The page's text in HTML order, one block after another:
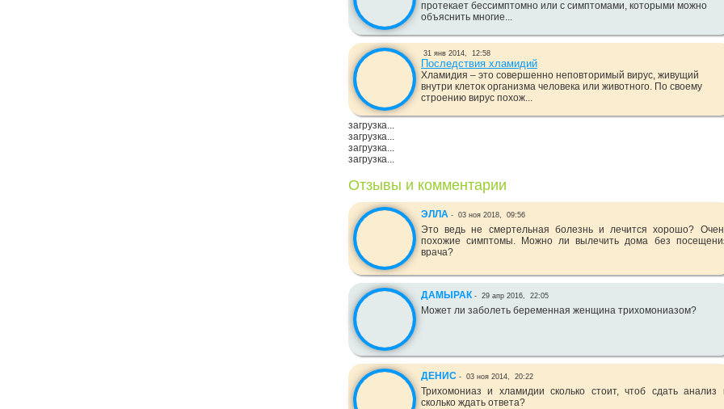
протекает бессимптомно или с симптомами, которыми можно
объяснить многие...
31 янв 2014, 12:58
Последствия хламидий
Хламидия – это совершенно неповторимый вирус, живущий
внутри клеток организма человека или животного. По своему
строению вирус похож...
загрузка...
загрузка...
загрузка...
загрузка...
Отзывы и комментарии
ЭЛЛА - 03 ноя 2018, 09:56
Это ведь не смертельная болезнь и лечится хорошо?
похожие симптомы. Можно ли вылечить дома без
врача?
ДАМЫРАК - 29 апр 2016, 22:05
Может ли заболеть беременная женщина трихомониазом?
ДЕНИС - 03 ноя 2014, 20:22
Трихомониаз и хламидии сколько стоит, чтоб сдать анализ
сколько ждать ответа?